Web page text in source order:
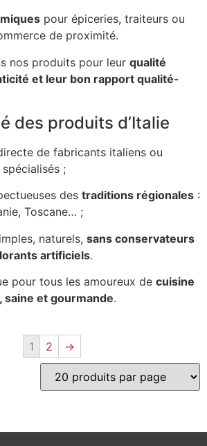
pour épiceries, traiteurs ou
de proximité.
nos produits pour leur qualité
et leur bon rapport qualité-
des produits d’Italie
de fabricants italiens ou
;
des traditions régionales :
Toscane… ;
naturels, sans conservateurs
artificiels.
pour tous les amoureux de cuisine
et gourmande.
1 2 →